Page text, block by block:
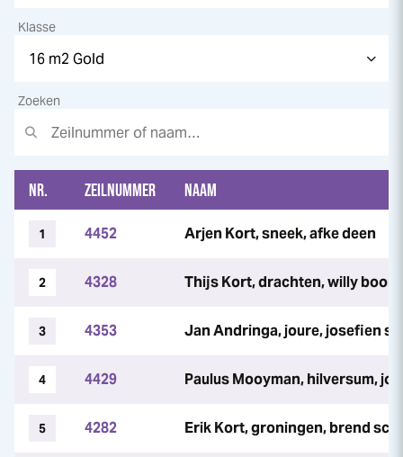
Klasse
Zoeken
NR. ZEILNUMMER NAAM
1 4452 Arjen Kort, sneek, afke deen
2 4328 Thijs Kort, drachten, willy
3 4353 Jan Andringa, joure, josefien
4 4429 Paulus Mooyman, hilversum,
5 4282 Erik Kort, groningen, brend